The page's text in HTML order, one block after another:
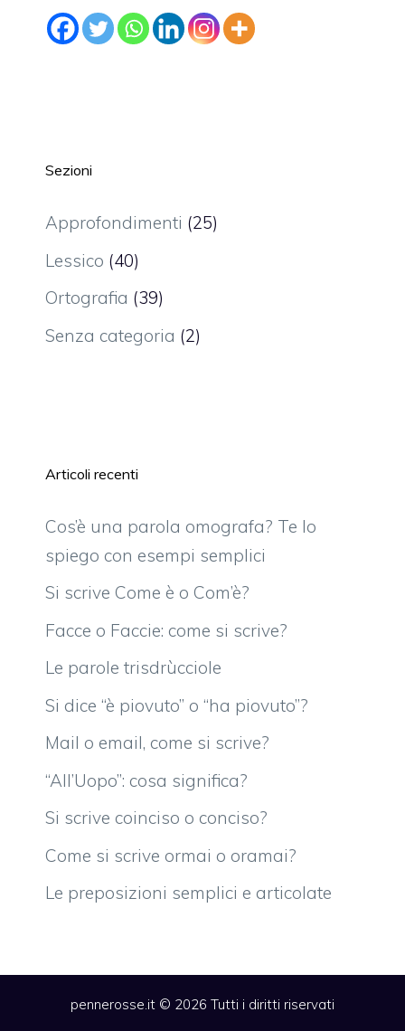
Sezioni
Approfondimenti (25)
Lessico (40)
Ortografia (39)
Senza categoria (2)
Articoli recenti
Cos’è una parola omografa? Te lo
spiego con esempi semplici
Si scrive Come è o Com’è?
Facce o Faccie: come si scrive?
Le parole trisdrùcciole
Si dice “è piovuto” o “ha piovuto”?
Mail o email, come si scrive?
“All’Uopo”: cosa significa?
Si scrive coinciso o conciso?
Come si scrive ormai o oramai?
Le preposizioni semplici e articolate
pennerosse.it © 2026 Tutti i diritti riservati